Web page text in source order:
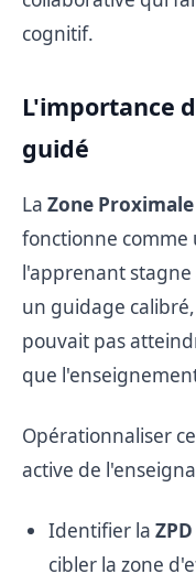
cognitif.
L'importance
guidé
La Zone
fonctionne comme
l'apprenant stagne
un guidage
pouvait pas
que
Opérationnaliser
active de
Identifier la
cibler la zone